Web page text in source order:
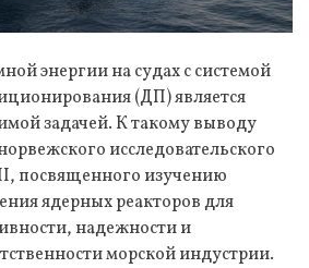
энергии на судах с системой
(ДП) является
задачей. К такому выводу
исследовательского
посвященного изучению
ядерных реакторов для
надежности и
морской индустрии.